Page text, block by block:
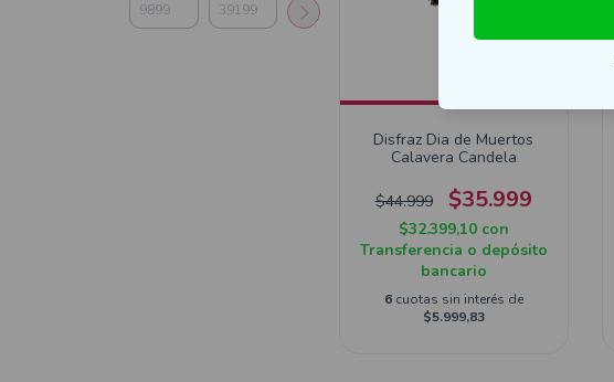
Disfraz Dia de Muertos
Calavera Candela
$44.999 $35.999
$32.399,10 con
Transferencia o depósito
bancario
6 cuotas sin interés de
$5.999,83